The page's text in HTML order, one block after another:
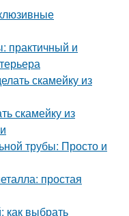
практичный и
скамейку из
скамейку из
трубы: Просто и
простая
выбрать